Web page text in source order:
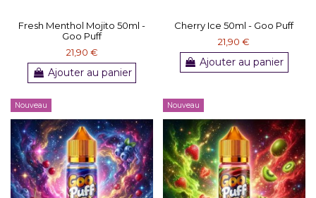
Fresh Menthol Mojito 50ml -
Goo Puff
21,90 €
Ajouter au panier
Cherry Ice 50ml - Goo Puff
21,90 €
Ajouter au panier
Nouveau Nouveau